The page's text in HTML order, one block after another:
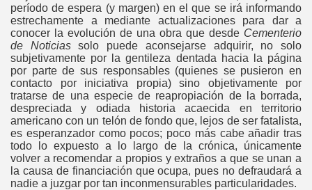
período de espera (y margen) en el que se irá informando
estrechamente a mediante actualizaciones para dar a
conocer la evolución de una obra que desde Cementerio
de Noticiassolo puede aconsejarse adquirir, no solo
subjetivamente por la gentileza dentada hacia la página
por parte de sus responsables (quienes se pusieron en
contacto por iniciativa propia) sino objetivamente por
tratarse de una especie de reapropiación de la borrada,
despreciada y odiada historia acaecida en territorio
americano con un telón de fondo que, lejos de ser fatalista,
es esperanzador como pocos; poco más cabe añadir tras
todo lo expuesto a lo largo de la crónica, únicamente
volver a recomendar a propios y extraños a que se unan a
la causa de financiación que ocupa, pues no defraudará a
nadie a juzgar por tan inconmensurables particularidades.